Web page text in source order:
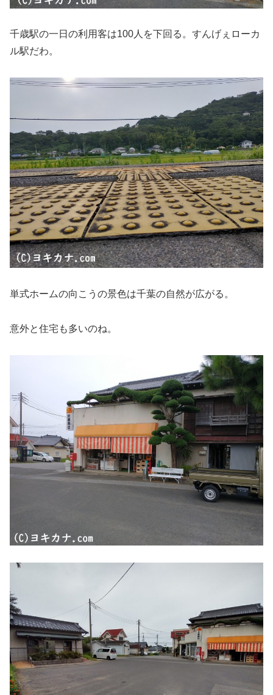
千歳駅の一日の利用客は100人を下回る。すんげぇローカ
ル駅だわ。
単式ホームの向こうの景色は千葉の自然が広がる。
意外と住宅も多いのね。